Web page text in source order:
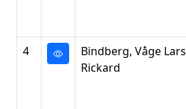
4
Bindberg, Våge Lars
Rickard